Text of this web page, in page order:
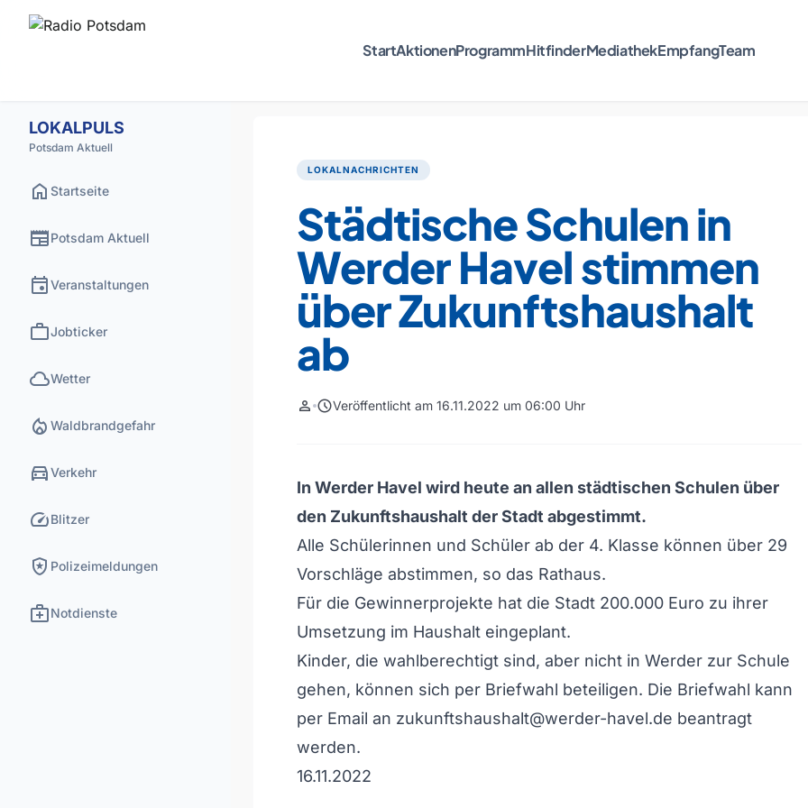
StartAktionenProgrammHitfinderMediathekEmpfangTeam
LOKALPULS
Potsdam Aktuell
home Startseite
newspaperPotsdam Aktuell
eventVeranstaltungen
workJobticker
cloudWetter
local_fire_department Waldbrandgefahr
directions_carVerkehr
speedBlitzer
local_police Polizeimeldungen
medical_servicesNotdienste
LOKALNACHRICHTEN
Städtische Schulen in
Werder Havel stimmen
über Zukunftshaushalt
ab
person scheduleVeröffentlicht am 16.11.2022 um 06:00 Uhr
In Werder Havel wird heute an allen städtischen Schulen über
den Zukunftshaushalt der Stadt abgestimmt.
Alle Schülerinnen und Schüler ab der 4. Klasse können über 29
Vorschläge abstimmen, so das Rathaus.
Für die Gewinnerprojekte hat die Stadt 200.000 Euro zu ihrer
Umsetzung im Haushalt eingeplant.
Kinder, die wahlberechtigt sind, aber nicht in Werder zur Schule
gehen, können sich per Briefwahl beteiligen. Die Briefwahl kann
per Email an zukunftshaushalt@werder-havel.de beantragt
werden.
16.11.2022